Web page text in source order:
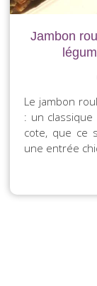
Jambon
Le jambon
: un
cote, que ce
une entrée